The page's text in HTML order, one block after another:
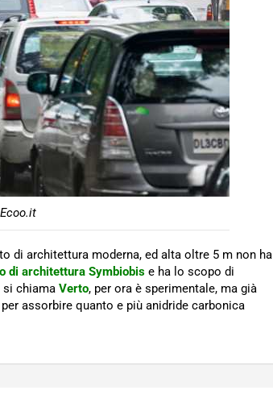
di architettura moderna, ed alta oltre 5 m non ha
di architettura Symbiobis e ha lo scopo di
si chiama Verto, per ora è sperimentale, ma già
assorbire quanto e più anidride carbonica